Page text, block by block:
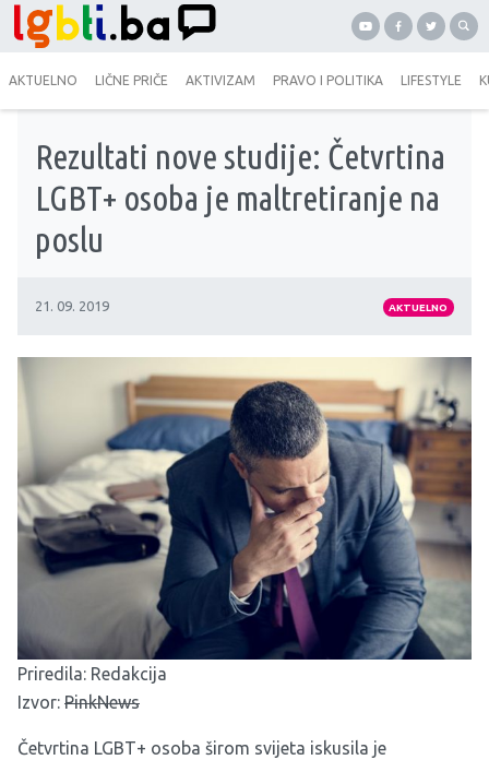
AKTUELNO LIČNE PRIČE AKTIVIZAM PRAVO I POLITIKA LIFESTYLE
Rezultati nove studije: Četvrtina
LGBT+ osoba je maltretiranje na
poslu
21. 09. 2019 AKTUELNO
Priredila: Redakcija
Izvor: PinkNews
Četvrtina LGBT+ osoba širom svijeta iskusila je